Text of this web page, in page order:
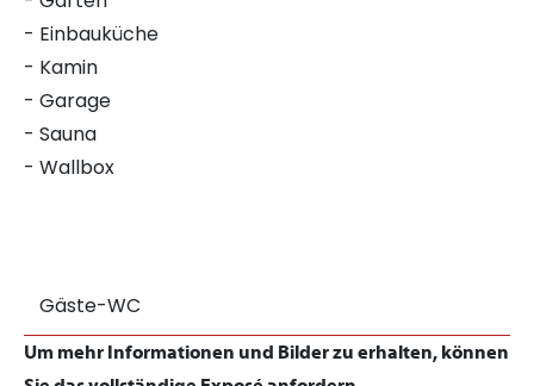
- Einbauküche
- Kamin
- Garage
- Sauna
- Wallbox
Gäste-WC
Um mehr Informationen und Bilder zu erhalten, können